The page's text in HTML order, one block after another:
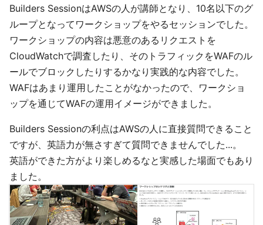
Builders SessionはAWSの人が講師となり、10名以下のグ
ループとなってワークショップをやるセッションでした。
ワークショップの内容は悪意のあるリクエストを
CloudWatchで調査したり、そのトラフィックをWAFのル
ールでブロックしたりするかなり実践的な内容でした。
WAFはあまり運用したことがなかったので、ワークショ
ップを通じてWAFの運用イメージができました。
Builders Sessionの利点はAWSの人に直接質問できること
ですが、英語力が無さすぎて質問できませんでした...。
英語ができた方がより楽しめるなと実感した場面でもあり
ました。